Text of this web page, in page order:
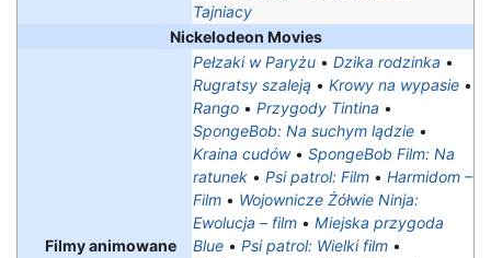
Tajniacy
Nickelodeon Movies
Filmy animowane
Pełzaki w Paryżu • Dzika rodzinka •
Rugratsy szaleją • Krowy na wypasie •
Rango • Przygody Tintina •
SpongeBob: Na suchym lądzie •
Kraina cudów• SpongeBob Film: Na
ratunek • Psi patrol: Film • Harmidom –
Film • Wojownicze Żółwie Ninja:
Ewolucja – film • Miejska przygoda
Blue • Psi patrol: Wielki film •